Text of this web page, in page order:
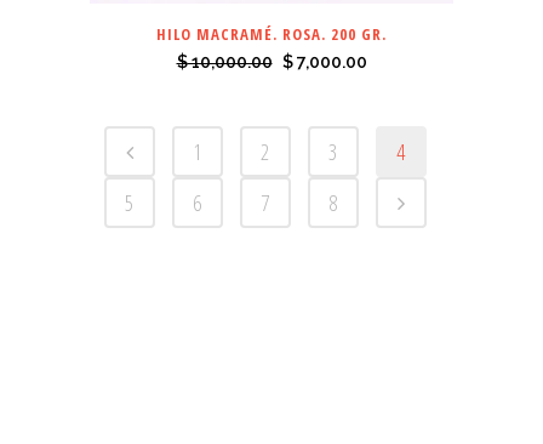
HILO MACRAMÉ. ROSA. 200 GR.
$10,000.00 El
original
$7,000.00El
1 2 3
4
5
6 7 8